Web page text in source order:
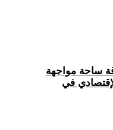
ساحة مواجهة
في